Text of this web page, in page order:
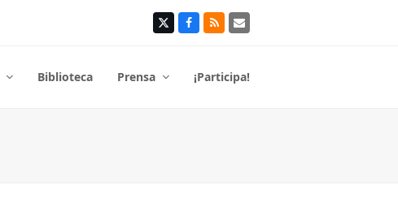
TwitterFacebook
RSS Correo
Biblioteca Prensa ¡Participa!